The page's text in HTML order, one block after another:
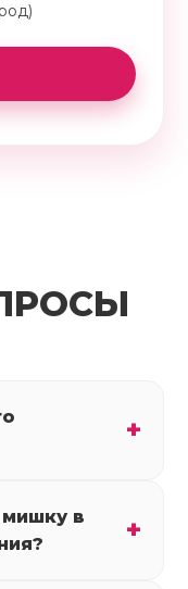
мишку в